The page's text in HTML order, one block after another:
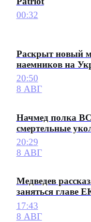
00:32
Раскрыт новый
наемников на
20:50
8 АВГ
Начмед полка
смертельные
20:29
8 АВГ
Медведев
заняться главе
17:43
8 АВГ